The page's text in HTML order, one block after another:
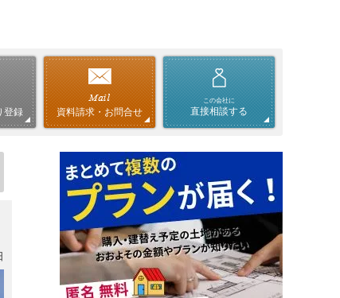
登録 資料請求・お問合せ
この会社に
直接相談する